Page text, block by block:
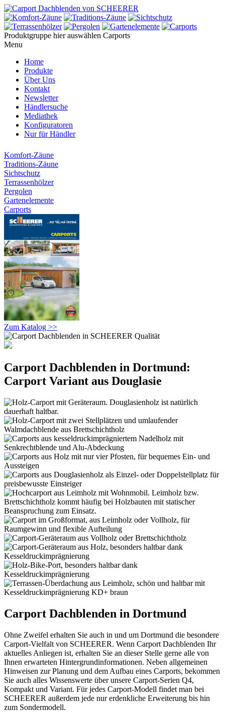
Produktgruppe hier auswählen Carports
Menu
Home
Produkte
Über Uns
Kontakt
Newsletter
Händlersuche
Mediathek
Konfiguratoren
Nur für Händler
Komfort-Zäune
Traditions-Zäune
Sichtschutz
Terrassenhölzer
Pergolen
Gartenelemente
Carports
Zum Katalog >>
Carport Dachblenden in Dortmund:
Carport Variant aus Douglasie
Carport Dachblenden in Dortmund
Ohne Zweifel erhalten Sie auch in und um Dortmund die besondere
Carport-Vielfalt von SCHEERER. Wenn Carport Dachblenden Ihr
aktuelles Anliegen ist, erhalten Sie an dieser Stelle gerne alle von
Ihnen erwarteten Hintergrundinformationen. Neben allgemeinen
Hinweisen zur Planung und dem Aufbau eines Carports, bekommen
Sie auch alles Wissenswerte über unsere Carport-Serien Q4,
Kompakt und Variant. Für jedes Carport-Modell findet man bei
SCHEERER außerdem jede nur erdenkliche Erweiterung bis hin
zum Sondermodell.